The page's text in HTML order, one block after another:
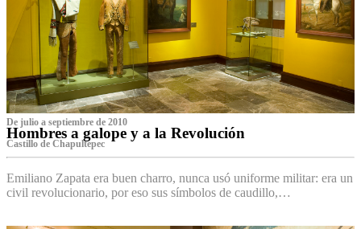
De julio a septiembre de 2010
Hombres a galope y a la Revolución
Castillo de Chapultepec
Emiliano Zapata era buen charro, nunca usó uniforme militar: era un
civil revolucionario, por eso sus símbolos de caudillo,…